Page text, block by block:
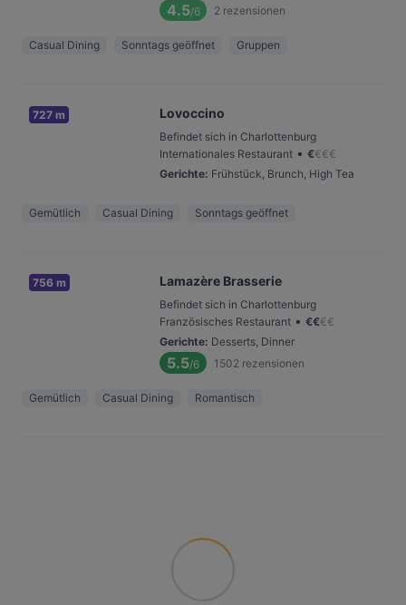
4.5/6 2 rezensionen
Casual Dining Sonntags geöffnet Gruppen
727 m Lovoccino
Befindet sich in Charlottenburg
Internationales Restaurant • €€€€
Gerichte: Frühstück, Brunch, High Tea
Gemütlich Casual Dining Sonntags geöffnet
756 m Lamazère Brasserie
Befindet sich in Charlottenburg
Französisches Restaurant • €€€€
Gerichte: Desserts, Dinner
5.5/6 1502 rezensionen
Gemütlich Casual Dining Romantisch